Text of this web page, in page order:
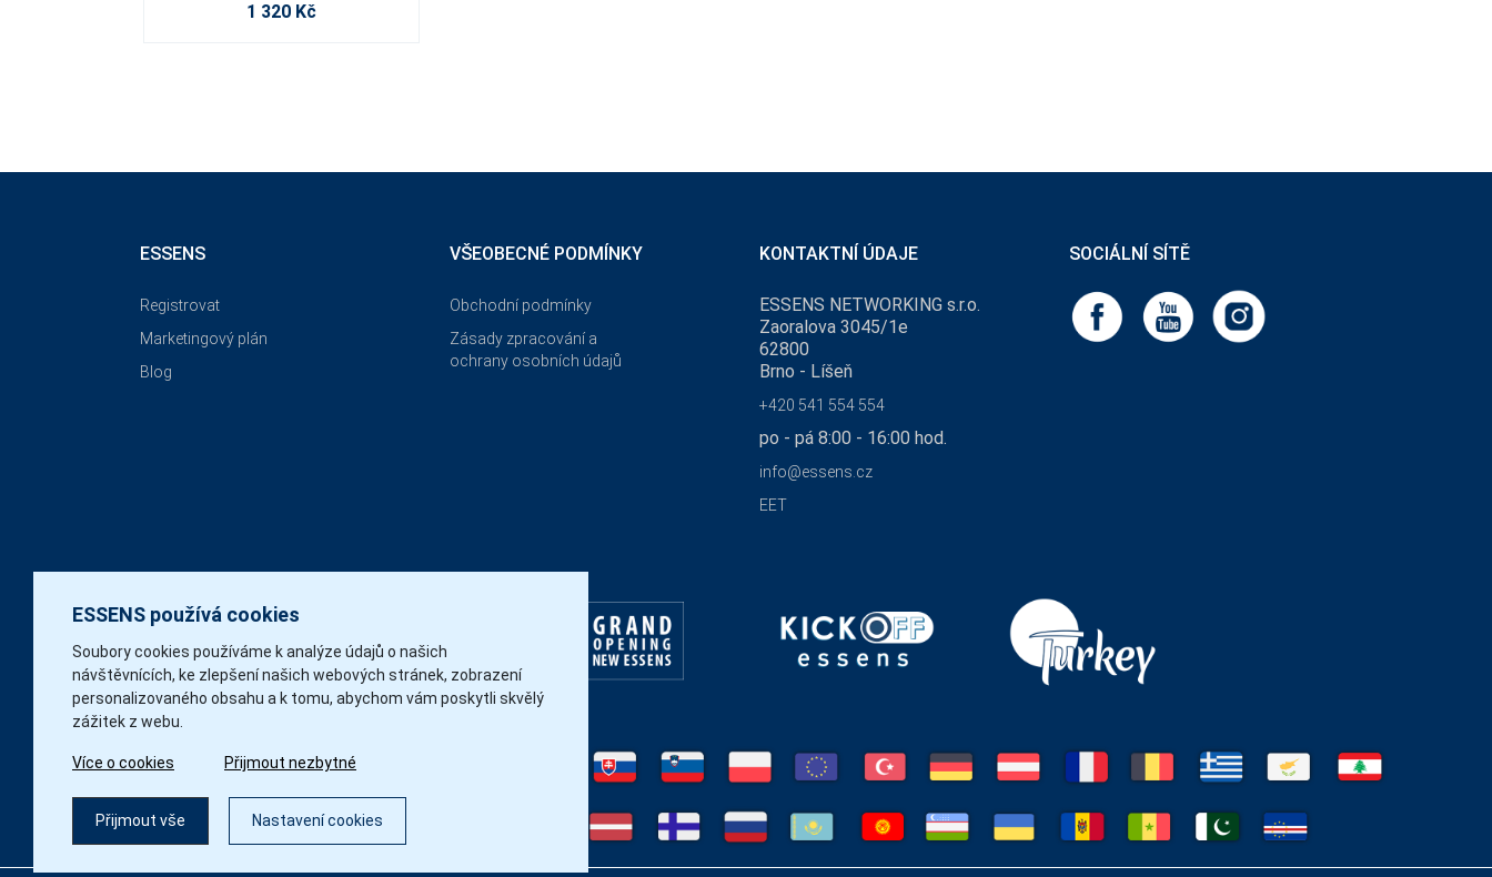
1 320 Kč
ESSENS používá cookies
Soubory cookies používáme k analýze údajů o našich
návštěvnících, ke zlepšení našich webových stránek, zobrazení
personalizovaného obsahu a k tomu, abychom vám poskytli skvělý
zážitek z webu.
Více o cookies Přijmout nezbytné
Přijmout vše Nastavení cookies
ESSENS
Registrovat
Marketingový plán
Blog
VŠEOBECNÉ PODMÍNKY
Obchodní podmínky
Zásady zpracování a
ochrany osobních údajů
KONTAKTNÍ ÚDAJE
ESSENS NETWORKING s.r.o.
Zaoralova 3045/1e
62800
Brno - Líšeň
+420 541 554 554
po - pá 8:00 - 16:00 hod.
info@essens.cz
EET
SOCIÁLNÍ SÍTĚ